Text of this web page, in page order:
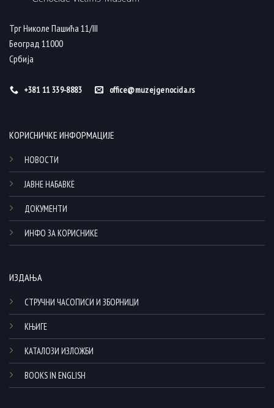
Трг Николе Пашића 11/III
Београд 11000
Србија
+381 11 339-8883 office@muzejgenocida.rs
КОРИСНИЧКЕ ИНФОРМАЦИЈЕ
НОВОСТИ
ЈАВНЕ НАБАВКЕ
ДОКУМЕНТИ
ИНФО ЗА КОРИСНИКЕ
ИЗДАЊА
СТРУЧНИ ЧАСОПИСИ И ЗБОРНИЦИ
КЊИГЕ
КАТАЛОЗИ ИЗЛОЖБИ
BOOKS IN ENGLISH